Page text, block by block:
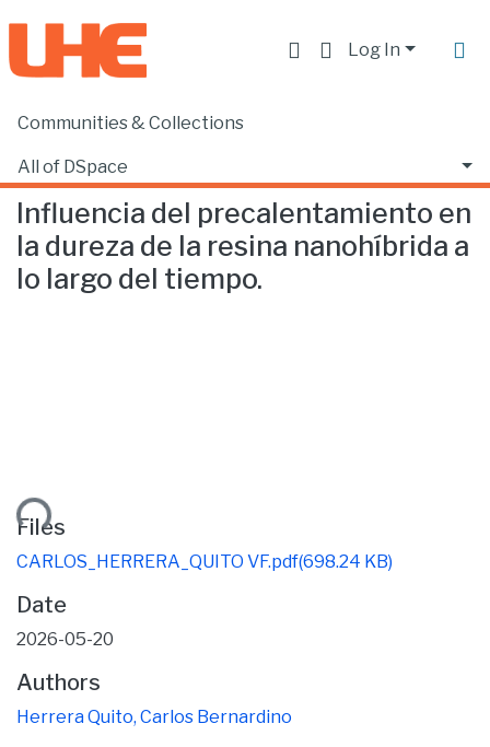
Log In
Communities & Collections
All of DSpace
Statistics
Home
Influencia del precalentamiento en
la dureza de la resina nanohíbrida a
lo largo del tiempo.
Files
CARLOS_HERRERA_QUITO VF.pdf(698.24 KB)
Date
2026-05-20
Authors
Herrera Quito, Carlos Bernardino